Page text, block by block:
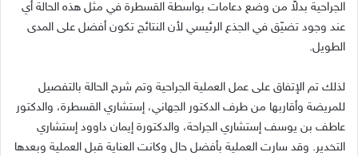
الجراحية بدلاً من وضع دعامات بواسطة القسطرة في مثل هذه الحالة أي
عند وجود تضيّق في الجذع الرئيسي لأن النتائج تكون أفضل على المدى
الطويل.
لذلك تم الإتفاق على عمل العملية الجراحية وتم شرح الحالة بالتفصيل
للمريضة وأقاربها من طرف الدكتور الجهاني، إستشاري القسطرة، والدكتور
عاطف بن يوسف إستشاري الجراحة، والدكتورة إيمان داوود إستشاري
التخدير. وقد سارت العملية بأفضل حال وكانت العناية قبل العملية وبعدها